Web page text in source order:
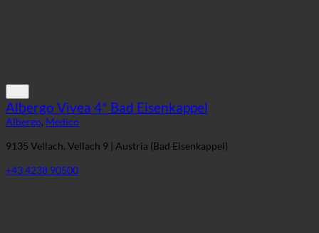
Albergo Vivea 4* Bad Eisenkappel
Albergo, Medico
9135 Vellach, Vellach 9 | Austria (Bad Eisenkappel)
+43 4238 90500